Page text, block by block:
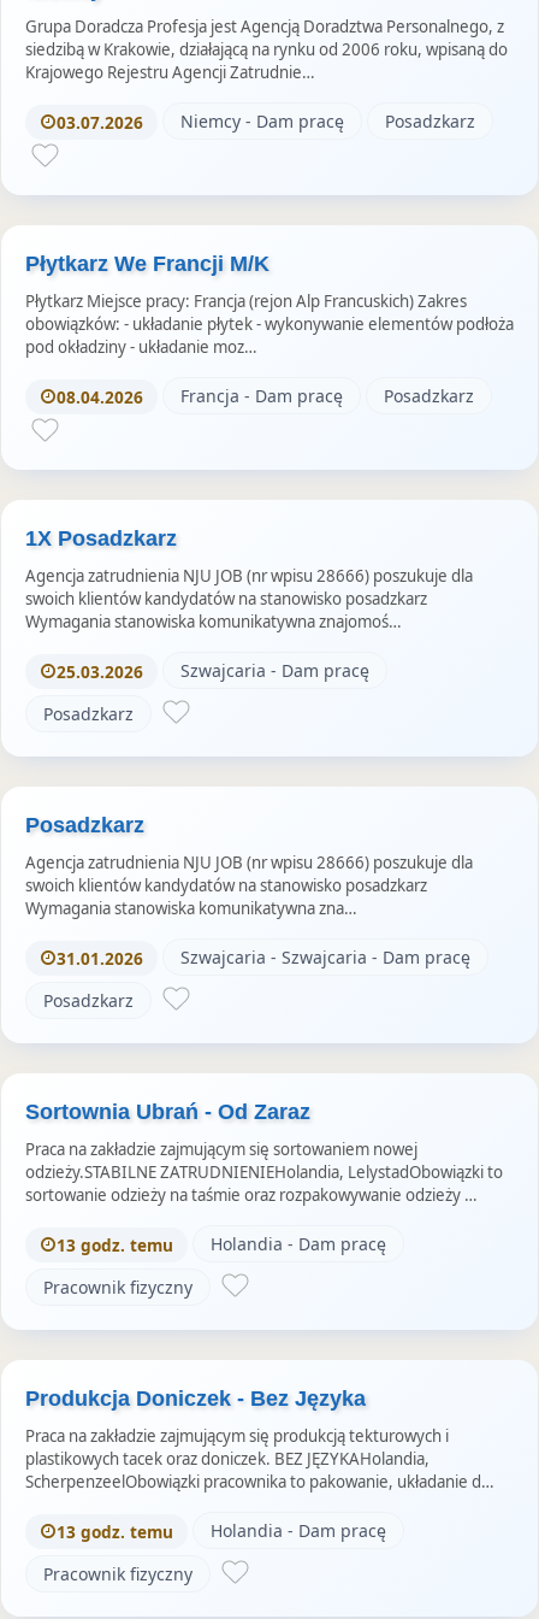
Grupa Doradcza Profesja jest Agencją Doradztwa Personalnego, z
siedzibą w Krakowie, działającą na rynku od 2006 roku, wpisaną do
Krajowego Rejestru Agencji Zatrudnie…
03.07.2026 Niemcy - Dam pracę Posadzkarz
Płytkarz We Francji M/K
Płytkarz Miejsce pracy: Francja (rejon Alp Francuskich) Zakres
obowiązków: - układanie płytek - wykonywanie elementów podłoża
pod okładziny - układanie moz…
08.04.2026 Francja - Dam pracę Posadzkarz
1X Posadzkarz
Agencja zatrudnienia NJU JOB (nr wpisu 28666) poszukuje dla
swoich klientów kandydatów na stanowisko posadzkarz
Wymagania stanowiska komunikatywna znajomoś…
25.03.2026
Szwajcaria - Dam pracę
Posadzkarz
Posadzkarz
Agencja zatrudnienia NJU JOB (nr wpisu 28666) poszukuje dla
swoich klientów kandydatów na stanowisko posadzkarz
Wymagania stanowiska komunikatywna zna…
31.01.2026
Szwajcaria - Szwajcaria - Dam pracę
Posadzkarz
Sortownia Ubrań - Od Zaraz
Praca na zakładzie zajmującym się sortowaniem nowej
odzieży.STABILNE ZATRUDNIENIEHolandia, LelystadObowiązki to
sortowanie odzieży na taśmie oraz rozpakowywanie odzieży …
13 godz. temu
Holandia - Dam pracę
Pracownik fizyczny
Produkcja Doniczek - Bez Języka
Praca na zakładzie zajmującym się produkcją tekturowych i
plastikowych tacek oraz doniczek. BEZ JĘZYKAHolandia,
ScherpenzeelObowiązki pracownika to pakowanie, układanie d…
13 godz. temu
Holandia - Dam pracę
Pracownik fizyczny